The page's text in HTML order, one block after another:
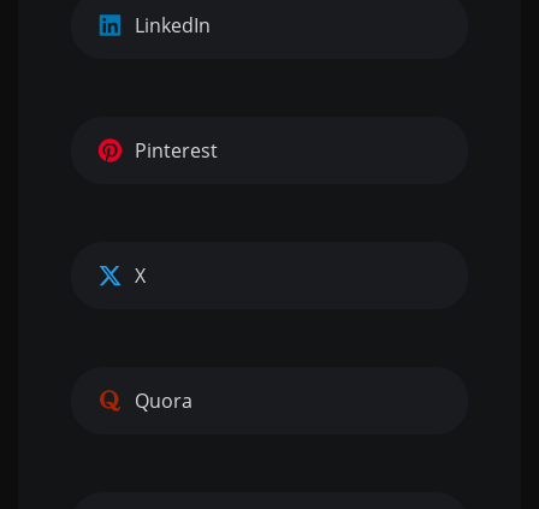
LinkedIn
Pinterest
X
Quora